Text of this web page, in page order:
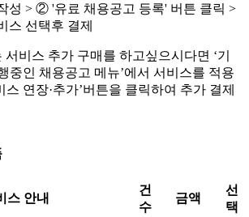
성 > ② '유료 채용공고 등록' 버튼 클릭 >
스 선택후 결제
비스 추가 구매를 하고싶으시다면 ‘기
중인 채용공고 메뉴’에서 서비스를 적용
스 연장·추가’버튼을 클릭하여 추가 결제
스 안내
건
수
금액
선
택